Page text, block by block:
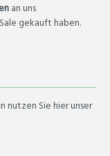
an uns
gekauft haben.
nutzen Sie hier unser